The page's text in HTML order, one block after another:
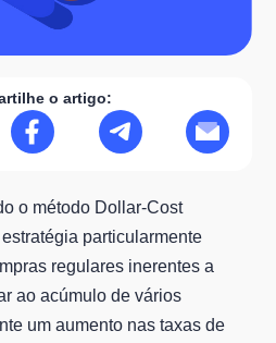
o artigo:
o método Dollar-Cost
particularmente
regulares inerentes a
ao acúmulo de vários
um aumento nas taxas de